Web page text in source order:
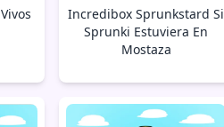
Incredibox Sprunkstard Si
Sprunki Estuviera En
Mostaza